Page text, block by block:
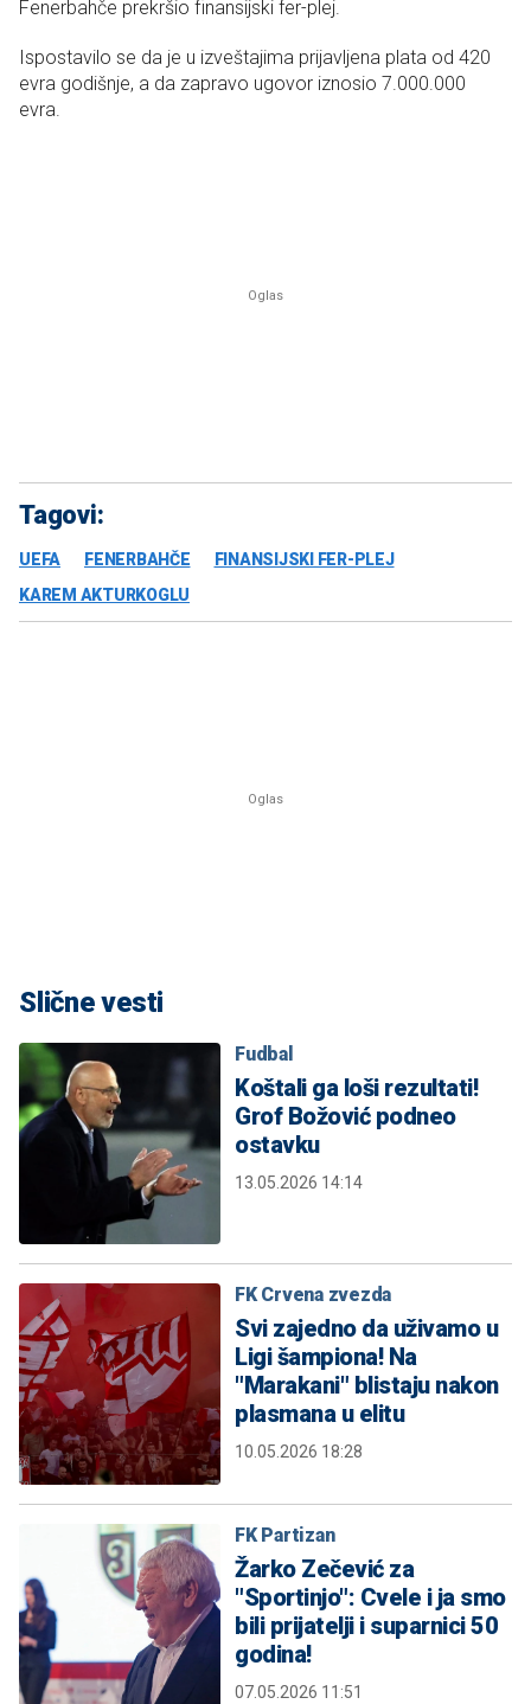
Fenerbahče prekršio finansijski fer-plej.
Ispostavilo se da je u izveštajima prijavljena plata od 420
evra godišnje, a da zapravo ugovor iznosio 7.000.000
evra.
Tagovi:
UEFA FENERBAHČE
FINANSIJSKI FER-PLEJ
KAREM AKTURKOGLU
Slične vesti
Fudbal
Koštali ga loši rezultati!
Grof Božović podneo
ostavku
13.05.2026 14:14
FK Crvena zvezda
Svi zajedno da uživamo u
Ligi šampiona! Na
"Marakani" blistaju nakon
plasmana u elitu
10.05.2026 18:28
FK Partizan
Žarko Zečević za
"Sportinjo": Cvele i ja smo
bili prijatelji i suparnici 50
godina!
07.05.2026 11:51